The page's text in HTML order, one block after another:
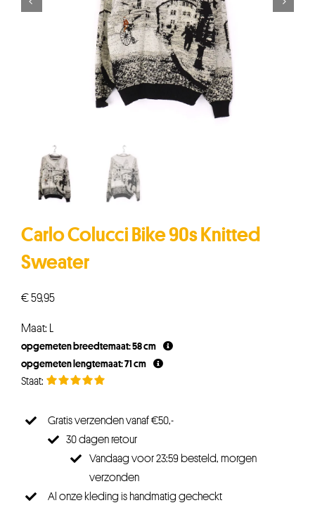
Carlo Colucci Bike 90s Knitted
Sweater
€59,95
Maat: L
opgemeten breedtemaat: 58 cm
opgemeten lengtemaat: 71 cm
Gratis verzenden vanaf €50,-
30 dagen retour
Vandaag voor 23:59 besteld, morgen
verzonden
Al onze kleding is handmatig gecheckt